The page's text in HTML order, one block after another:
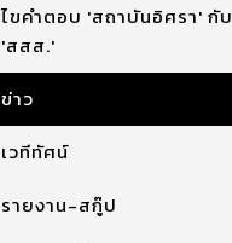
ไขคำตอบ 'สถาบันอิศรา' กับ
'สสส.'
ข่าว
เวทีทัศน์
รายงาน-สกู๊ป